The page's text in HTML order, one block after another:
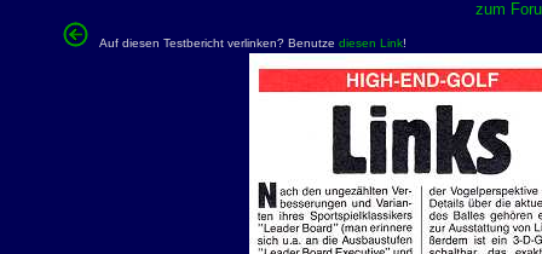
zum
Auf diesen Testbericht verlinken? Benutze diesen Link!